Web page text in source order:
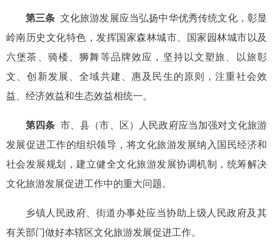
第三条 文化旅游发展应当弘扬中华优秀传统文化，彰显
岭南历史文化特色，发挥国家森林城市、国家园林城市以及
六堡茶、骑楼、狮舞等品牌效应，坚持以文塑旅、以旅彰
文、创新发展、全域共建、惠及民生的原则，注重社会效
益、经济效益和生态效益相统一。
第四条 市、县（市、区）人民政府应当加强对文化旅游
发展促进工作的组织领导，将文化旅游发展纳入国民经济和
社会发展规划，建立健全文化旅游发展协调机制，统筹解决
文化旅游发展促进工作中的重大问题。
乡镇人民政府、街道办事处应当协助上级人民政府及其
有关部门做好本辖区文化旅游发展促进工作。